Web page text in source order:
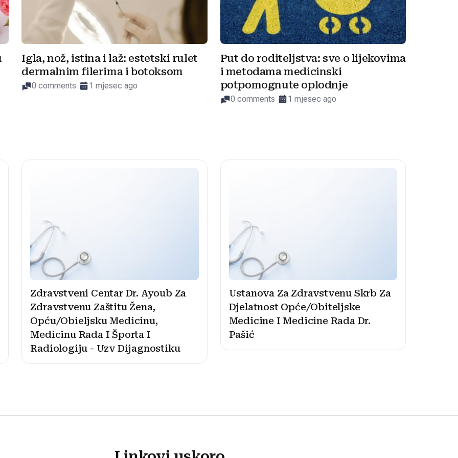
Igla, nož, istina i laž: estetski rulet
dermalnim filerima i botoksom
0 comments 1 mjesec ago
Put do roditeljstva: sve o lijekovima
i metodama medicinski
potpomognute oplodnje
0 comments 1 mjesec ago
Zdravstveni Centar Dr. Ayoub Za
Zdravstvenu Zaštitu Žena,
Opću/Obieljsku Medicinu,
Medicinu Rada I Športa I
Radiologiju - Uzv Dijagnostiku
Ustanova Za Zdravstvenu Skrb Za
Djelatnost Opće/Obiteljske
Medicine I Medicine Rada Dr.
Pašić